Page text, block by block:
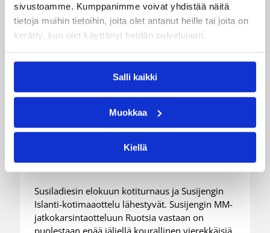
sivustoamme. Kumppanimme voivat yhdistää näitä
tietoja muihin tietoihin, joita olet antanut heille tai joita on
kerätty, kun olet käyttänyt heidän palvelujaan.
Salli kaikki
Muokkaa
Kiellä
Edulliset liput Susijengin ja
Susiladiesin elokuun
kotimaaotteluihin nyt
myynnissä
Susiladiesin elokuun kotiturnaus ja Susijengin
Islanti-kotimaaottelu lähestyvät. Susijengin MM-
jatkokarsintaotteluun Ruotsia vastaan on